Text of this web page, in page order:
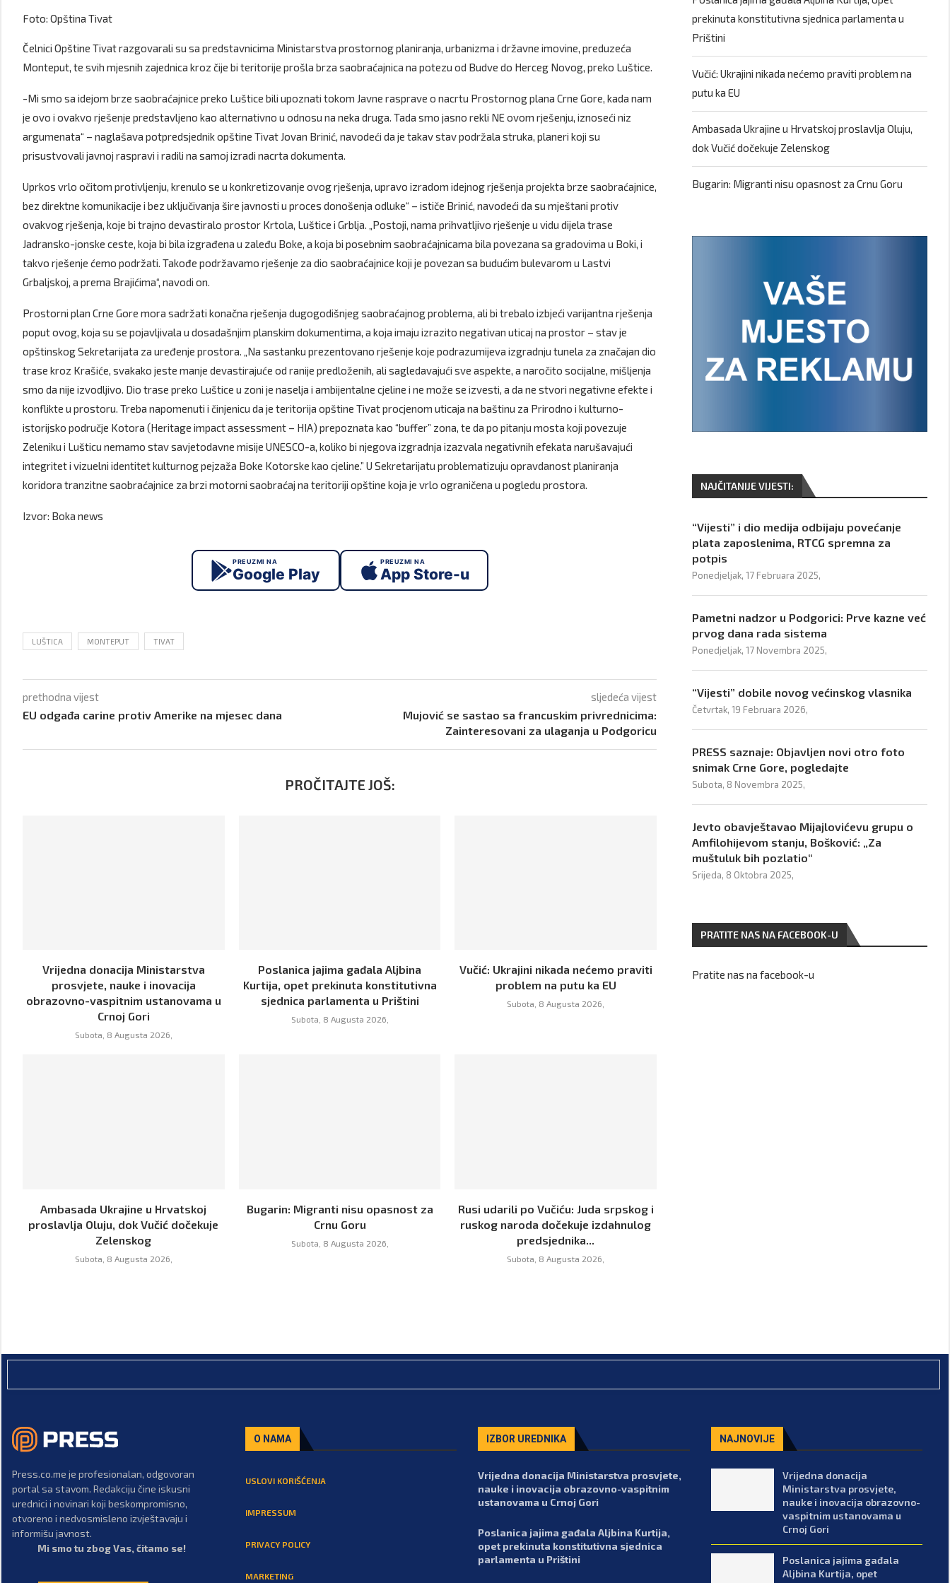
Foto: Opština Tivat
Čelnici Opštine Tivat razgovarali su sa predstavnicima Ministarstva prostornog planiranja, urbanizma i državne imovine, preduzeća
Monteput, te svih mjesnih zajednica kroz čije bi teritorije prošla brza saobraćajnica na potezu od Budve do Herceg Novog, preko Luštice.
-Mi smo sa idejom brze saobraćajnice preko Luštice bili upoznati tokom Javne rasprave o nacrtu Prostornog plana Crne Gore, kada nam
je ovo i ovakvo rješenje predstavljeno kao alternativno u odnosu na neka druga. Tada smo jasno rekli NE ovom rješenju, iznoseći niz
argumenata“ – naglašava potpredsjednik opštine Tivat Jovan Brinić, navodeći da je takav stav podržala struka, planeri koji su
prisustvovali javnoj raspravi i radili na samoj izradi nacrta dokumenta.
Uprkos vrlo očitom protivljenju, krenulo se u konkretizovanje ovog rješenja, upravo izradom idejnog rješenja projekta brze saobraćajnice,
bez direktne komunikacije i bez uključivanja šire javnosti u proces donošenja odluke“ – ističe Brinić, navodeći da su mještani protiv
ovakvog rješenja, koje bi trajno devastiralo prostor Krtola, Luštice i Grblja. „Postoji, nama prihvatljivo rješenje u vidu dijela trase
Jadransko-jonske ceste, koja bi bila izgrađena u zaleđu Boke, a koja bi posebnim saobraćajnicama bila povezana sa gradovima u Boki, i
takvo rješenje ćemo podržati. Takođe podržavamo rješenje za dio saobraćajnice koji je povezan sa budućim bulevarom u Lastvi
Grbaljskoj, a prema Brajićima“, navodi on.
Prostorni plan Crne Gore mora sadržati konačna rješenja dugogodišnjeg saobraćajnog problema, ali bi trebalo izbjeći varijantna rješenja
poput ovog, koja su se pojavljivala u dosadašnjim planskim dokumentima, a koja imaju izrazito negativan uticaj na prostor – stav je
opštinskog Sekretarijata za uređenje prostora. „Na sastanku prezentovano rješenje koje podrazumijeva izgradnju tunela za značajan dio
trase kroz Krašiće, svakako jeste manje devastirajuće od ranije predloženih, ali sagledavajući sve aspekte, a naročito socijalne, mišljenja
smo da nije izvodljivo. Dio trase preko Luštice u zoni je naselja i ambijentalne cjeline i ne može se izvesti, a da ne stvori negativne efekte i
konflikte u prostoru. Treba napomenuti i činjenicu da je teritorija opštine Tivat procjenom uticaja na baštinu za Prirodno i kulturno-
istorijsko područje Kotora (Heritage impact assessment – HIA) prepoznata kao “buffer” zona, te da po pitanju mosta koji povezuje
Zeleniku i Lušticu nemamo stav savjetodavne misije UNESCO-a, koliko bi njegova izgradnja izazvala negativnih efekata narušavajući
integritet i vizuelni identitet kulturnog pejzaža Boke Kotorske kao cjeline.” U Sekretarijatu problematizuju opravdanost planiranja
koridora tranzitne saobraćajnice za brzi motorni saobraćaj na teritoriji opštine koja je vrlo ograničena u pogledu prostora.
Izvor: Boka news
PREUZMI NA
Google Play
PREUZMI NA
App Store-u
LUŠTICA MONTEPUT TIVAT
prethodna vijest
EU odgađa carine protiv Amerike na mjesec dana
sljedeća vijest
Mujović se sastao sa francuskim privrednicima:
Zainteresovani za ulaganja u Podgoricu
PROČITAJTE JOŠ:
Vrijedna donacija Ministarstva
prosvjete, nauke i inovacija
obrazovno-vaspitnim ustanovama u
Crnoj Gori
Subota, 8 Augusta 2026,
Poslanica jajima gađala Aljbina
Kurtija, opet prekinuta konstitutivna
sjednica parlamenta u Prištini
Subota, 8 Augusta 2026,
Vučić: Ukrajini nikada nećemo praviti
problem na putu ka EU
Subota, 8 Augusta 2026,
Ambasada Ukrajine u Hrvatskoj
proslavlja Oluju, dok Vučić dočekuje
Zelenskog
Subota, 8 Augusta 2026,
Bugarin: Migranti nisu opasnost za
Crnu Goru
Subota, 8 Augusta 2026,
Rusi udarili po Vučiću: Juda srpskog i
ruskog naroda dočekuje izdahnulog
predsjednika...
Subota, 8 Augusta 2026,
prekinuta konstitutivna sjednica parlamenta u
Prištini
Vučić: Ukrajini nikada nećemo praviti problem na
putu ka EU
Ambasada Ukrajine u Hrvatskoj proslavlja Oluju,
dok Vučić dočekuje Zelenskog
Bugarin: Migranti nisu opasnost za Crnu Goru
NAJČITANIJE VIJESTI:
“Vijesti” i dio medija odbijaju povećanje
plata zaposlenima, RTCG spremna za
potpis
Ponedjeljak, 17 Februara 2025,
Pametni nadzor u Podgorici: Prve kazne već
prvog dana rada sistema
Ponedjeljak, 17 Novembra 2025,
“Vijesti” dobile novog većinskog vlasnika
Četvrtak, 19 Februara 2026,
PRESS saznaje: Objavljen novi otro foto
snimak Crne Gore, pogledajte
Subota, 8 Novembra 2025,
Jevto obavještavao Mijajlovićevu grupu o
Amfilohijevom stanju, Bošković: „Za
muštuluk bih pozlatio“
Srijeda, 8 Oktobra 2025,
PRATITE NAS NA FACEBOOK-U
Pratite nas na facebook-u
Press.co.me je profesionalan, odgovoran
portal sa stavom. Redakciju čine iskusni
urednici i novinari koji beskompromisno,
otvoreno i nedvosmisleno izvještavaju i
informišu javnost.
Mi smo tu zbog Vas, čitamo se!
O NAMA
USLOVI KORIŠĆENJA
IMPRESSUM
PRIVACY POLICY
MARKETING
IZBOR UREDNIKA
Vrijedna donacija Ministarstva prosvjete,
nauke i inovacija obrazovno-vaspitnim
ustanovama u Crnoj Gori
Poslanica jajima gađala Aljbina Kurtija,
opet prekinuta konstitutivna sjednica
parlamenta u Prištini
NAJNOVIJE
Vrijedna donacija
Ministarstva prosvjete,
nauke i inovacija obrazovno-
vaspitnim ustanovama u
Crnoj Gori
Poslanica jajima gađala
Aljbina Kurtija, opet